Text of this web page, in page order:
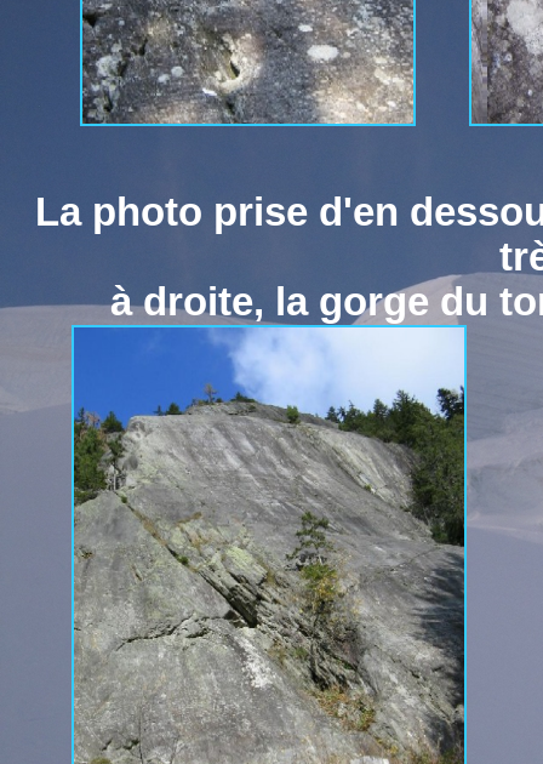
La photo prise d'en
à droite, la gorge du